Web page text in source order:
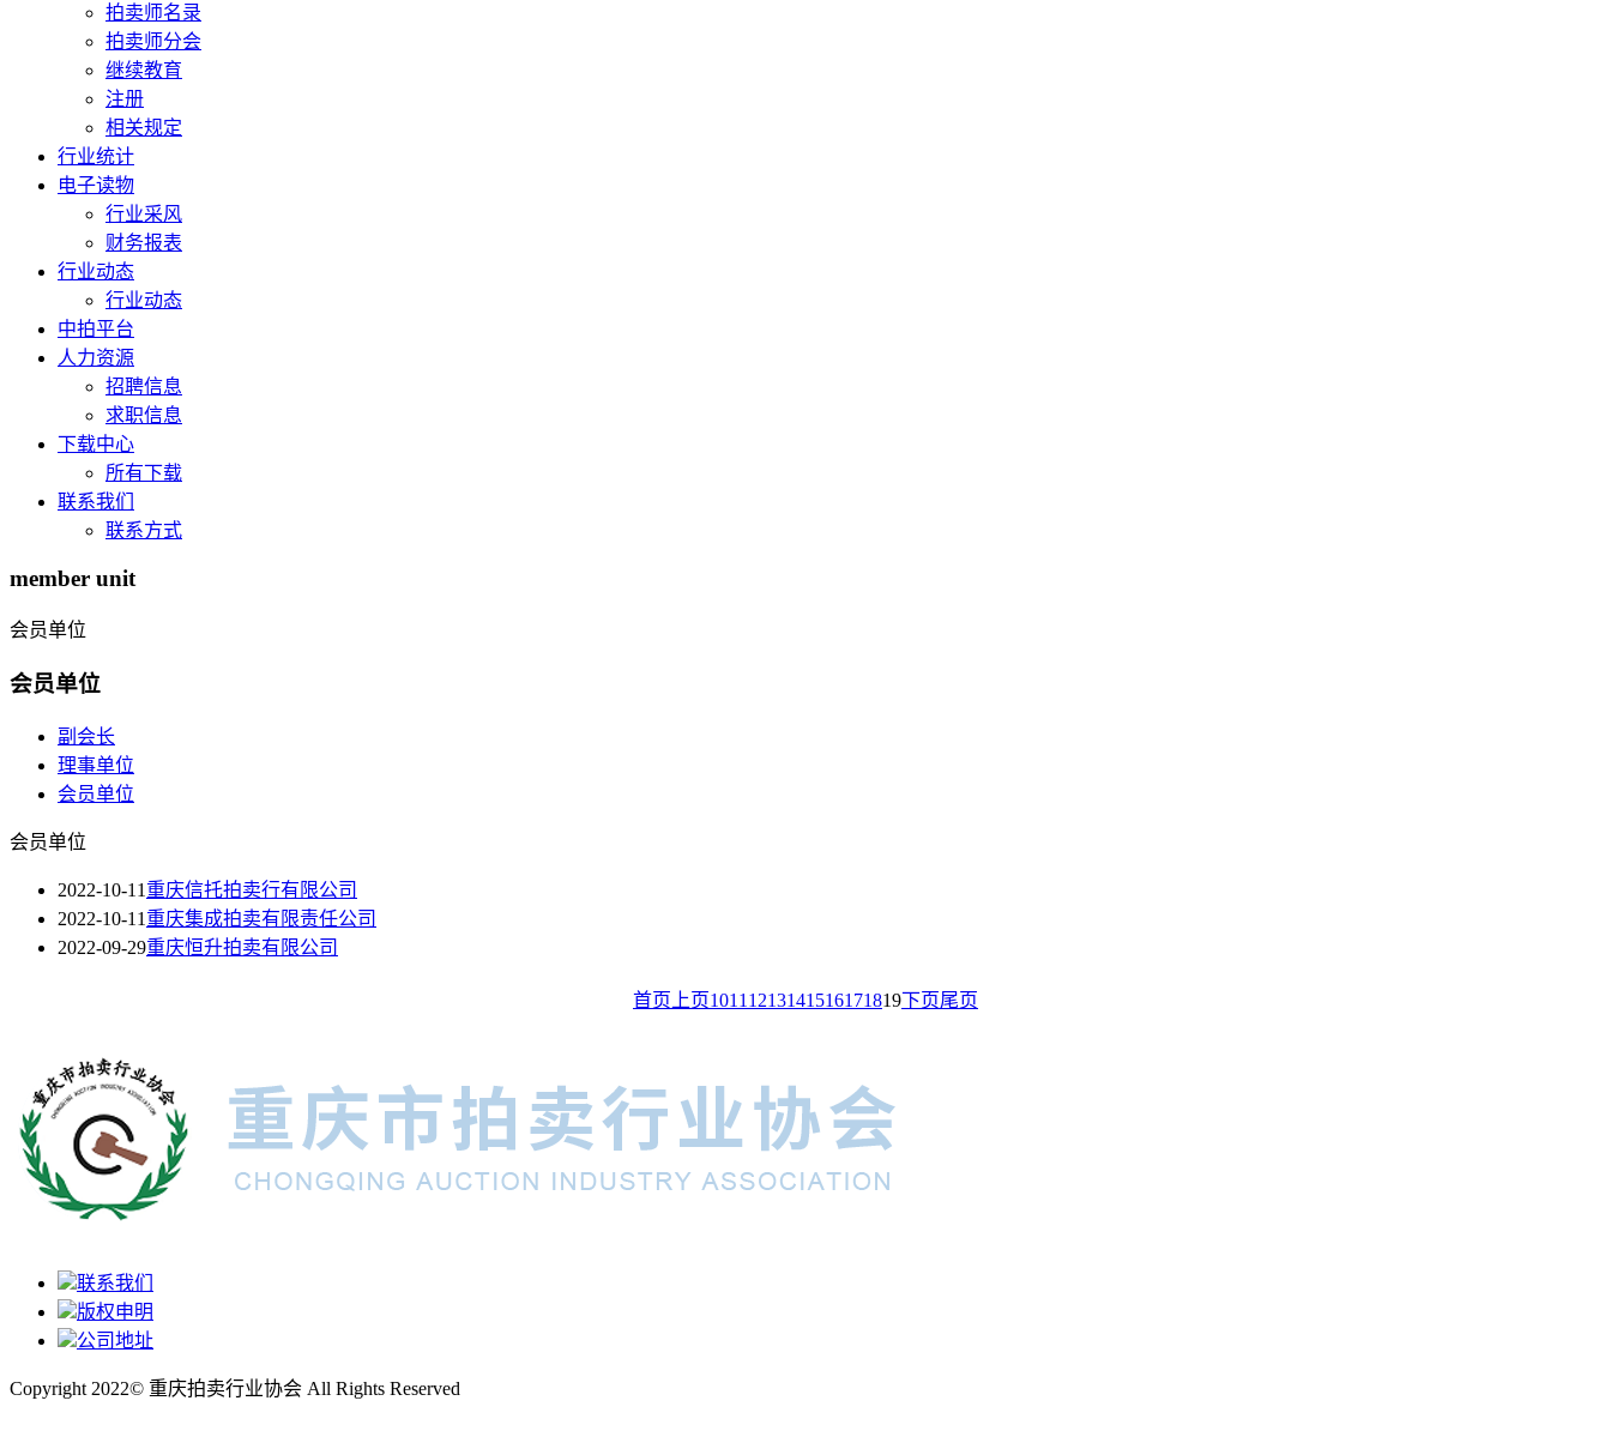
拍卖师名录
拍卖师分会
继续教育
注册
相关规定
行业统计
电子读物
行业采风
财务报表
行业动态
行业动态
中拍平台
人力资源
招聘信息
求职信息
下载中心
所有下载
联系我们
联系方式
member unit
会员单位
会员单位
副会长
理事单位
会员单位
会员单位
2022-10-11 重庆信托拍卖行有限公司
2022-10-11 重庆集成拍卖有限责任公司
2022-09-29重庆恒升拍卖有限公司
首页 上页1011 1213141516171819下页尾页
联系我们
版权申明
公司地址
Copyright 2022© 重庆拍卖行业协会 All Rights Reserved